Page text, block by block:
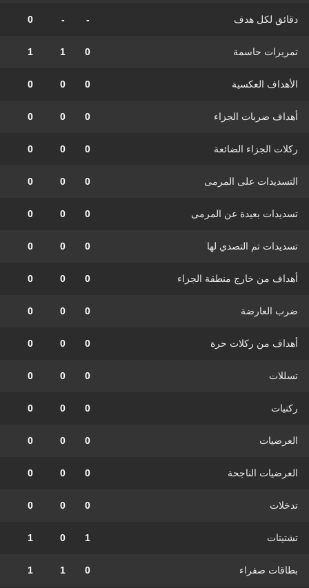
دقائق لكل هدف -
-
0
تمريرات حاسمة 0
1
1
الأهداف العكسية 0
0
0
أهداف ضربات الجزاء 0
0
0
ركلات الجزاء الضائعة 0
0
0
التسديدات على المرمى 0
0
0
تسديدات بعيدة عن المرمى 0
0
0
تسديدات تم التصدي لها 0
0
0
أهداف من خارج منطقة الجزاء 0
0
0
ضرب العارضة 0
0
0
أهداف من ركلات حرة 0
0
0
تسللات 0
0
0
ركنيات 0
0
0
العرضيات 0
0
0
العرضيات الناجحة 0
0
0
تدخلات 0
0
0
تشتيتات 1
0
1
بطاقات صفراء 0
1
1